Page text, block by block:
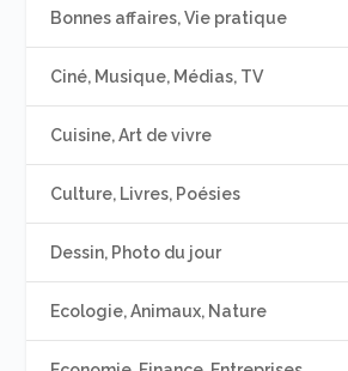
Bonnes affaires, Vie pratique
Ciné, Musique, Médias, TV
Cuisine, Art de vivre
Culture, Livres, Poésies
Dessin, Photo du jour
Ecologie, Animaux, Nature